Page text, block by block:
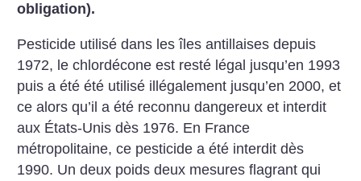
obligation).
Pesticide utilisé dans les îles antillaises depuis
1972, le chlordécone est resté légal jusqu’en 1993
puis a été été utilisé illégalement jusqu’en 2000, et
ce alors qu’il a été reconnu dangereux et interdit
aux États-Unis dès 1976. En France
métropolitaine, ce pesticide a été interdit dès
1990. Un deux poids deux mesures flagrant qui